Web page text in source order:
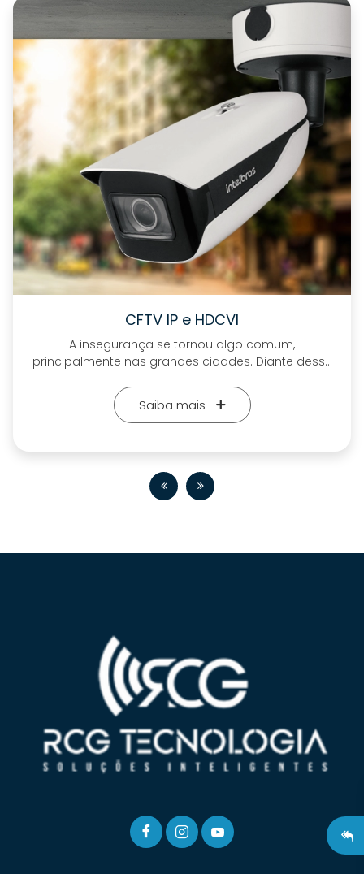
Telefonia IP e Digital
PABX EM NUVEM Eleve a forma como seu negócio se
comunica com a solução de PABX em
análise em tempo real, videoconferência,
chamadas ilimitadas e muito mais, sua
Saiba mais